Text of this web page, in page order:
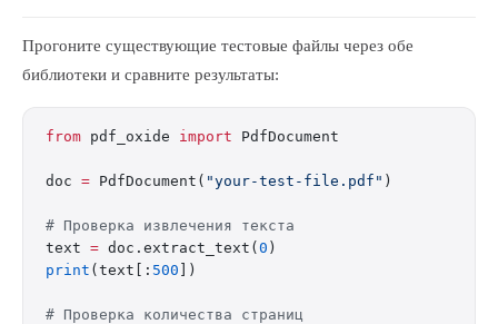
Прогоните существующие тестовые файлы через обе
библиотеки и сравните результаты:
from pdf_oxide import PdfDocument
doc = PdfDocument( "your-test-file.pdf" )
# Проверка извлечения текста
text = doc.extract_text( 0 )
print (text[: 500 ])
# Проверка количества страниц